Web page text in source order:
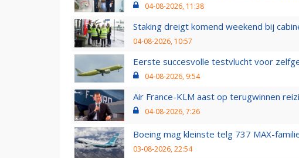
04-08-2026, 11:38
Staking dreigt komend weekend bij
04-08-2026, 10:57
Eerste succesvolle testvlucht voor
04-08-2026, 9:54
Air France-KLM aast op terugwinnen
04-08-2026, 7:26
Boeing mag kleinste telg 737 MAX-
03-08-2026, 22:54